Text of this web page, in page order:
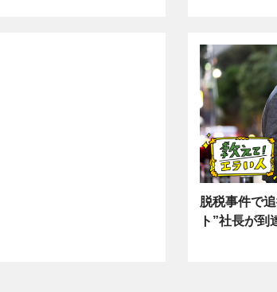
脱税事件で
ト”社長が到